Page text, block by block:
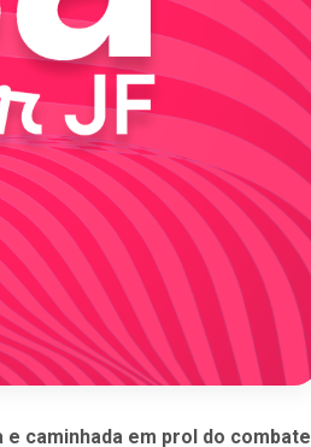
e caminhada em prol do combate